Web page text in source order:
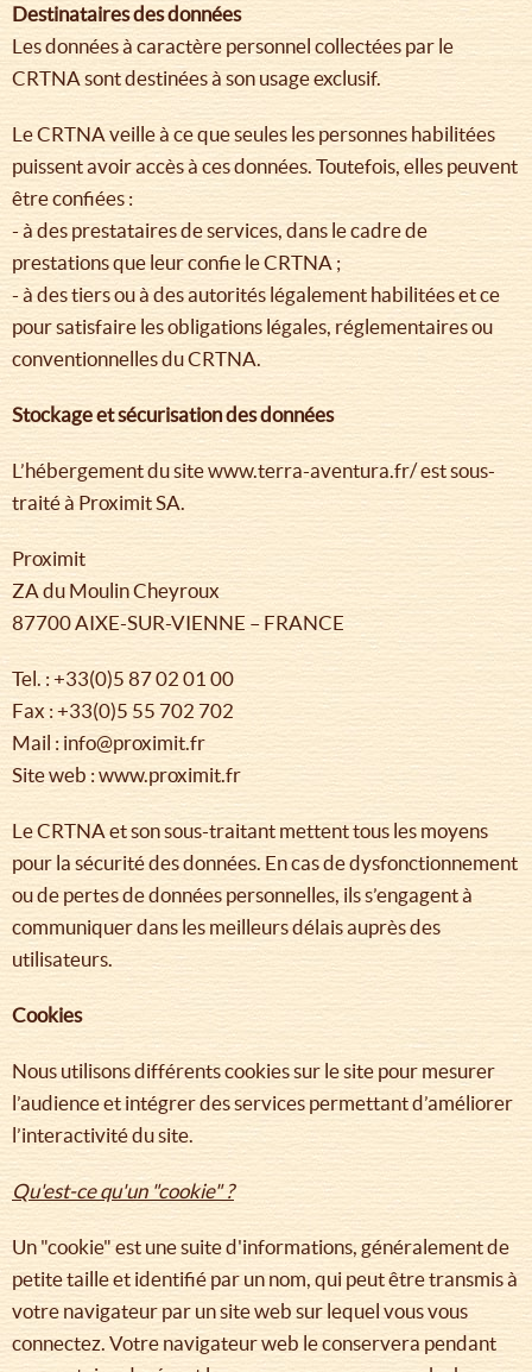
Destinataires des données
Les données à caractère personnel collectées par le
CRTNA sont destinées à son usage exclusif.
Le CRTNA veille à ce que seules les personnes habilitées
puissent avoir accès à ces données. Toutefois, elles peuvent
être confiées :
- à des prestataires de services, dans le cadre de
prestations que leur confie le CRTNA ;
- à des tiers ou à des autorités légalement habilitées et ce
pour satisfaire les obligations légales, réglementaires ou
conventionnelles du CRTNA.
Stockage et sécurisation des données
L’hébergement du site www.terra-aventura.fr/ est sous-
traité à Proximit SA.
Proximit
ZA du Moulin Cheyroux
87700 AIXE-SUR-VIENNE – FRANCE
Tel. : +33(0)5 87 02 01 00
Fax : +33(0)5 55 702 702
Mail : info@proximit.fr
Site web : www.proximit.fr
Le CRTNA et son sous-traitant mettent tous les moyens
pour la sécurité des données. En cas de dysfonctionnement
ou de pertes de données personnelles, ils s’engagent à
communiquer dans les meilleurs délais auprès des
utilisateurs.
Cookies
Nous utilisons différents cookies sur le site pour mesurer
l’audience et intégrer des services permettant d’améliorer
l’interactivité du site.
Qu'est-ce qu'un "cookie" ?
Un "cookie" est une suite d'informations, généralement de
petite taille et identifié par un nom, qui peut être transmis à
votre navigateur par un site web sur lequel vous vous
connectez. Votre navigateur web le conservera pendant